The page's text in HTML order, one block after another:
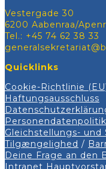
Vestergade 30
6200 Aabenraa/
Tel.: +45 74 62 38 33
Quicklinks
Cookie-Richtlinie
Haftungsausschluss
Gleichstellungs- und
Tilgængelighed /
Deine Frage an den
Intranet